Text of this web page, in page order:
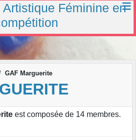
Féminine en
GAF Marguerite
est composée de 14 membres.